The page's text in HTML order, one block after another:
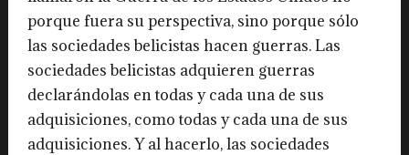
porque fuera su perspectiva, sino porque sólo
las sociedades belicistas hacen guerras. Las
sociedades belicistas adquieren guerras
declarándolas en todas y cada una de sus
adquisiciones, como todas y cada una de sus
adquisiciones. Y al hacerlo, las sociedades